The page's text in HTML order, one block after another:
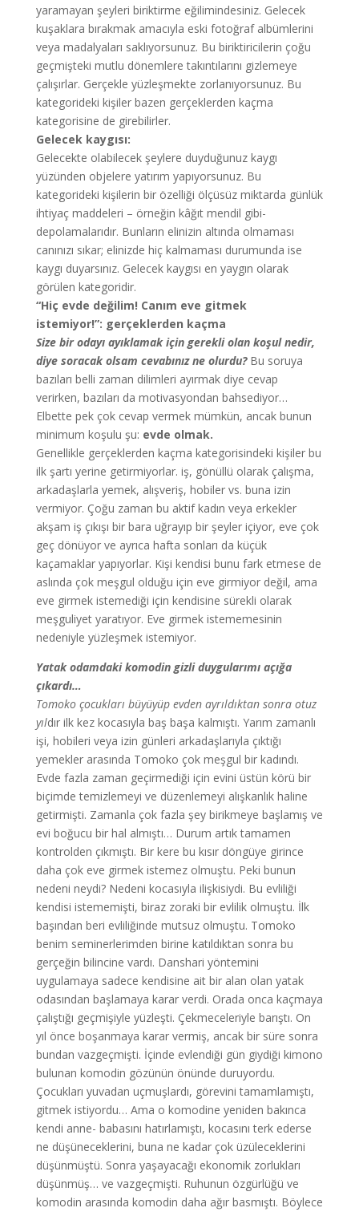
yaramayan şeyleri biriktirme eğilimindesiniz. Gelecek
kuşaklara bırakmak amacıyla eski fotoğraf albümlerini
veya madalyaları saklıyorsunuz. Bu biriktiricilerin çoğu
geçmişteki mutlu dönemlere takıntılarını gizlemeye
çalışırlar. Gerçekle yüzleşmekte zorlanıyorsunuz. Bu
kategorideki kişiler bazen gerçeklerden kaçma
kategorisine de girebilirler.
Gelecek kaygısı:
Gelecekte olabilecek şeylere duyduğunuz kaygı
yüzünden objelere yatırım yapıyorsunuz. Bu
kategorideki kişilerin bir özelliği ölçüsüz miktarda günlük
ihtiyaç maddeleri – örneğin kâğıt mendil gibi-
depolamalarıdır. Bunların elinizin altında olmaması
canınızı sıkar; elinizde hiç kalmaması durumunda ise
kaygı duyarsınız. Gelecek kaygısı en yaygın olarak
görülen kategoridir.
“Hiç evde değilim! Canım eve gitmek
istemiyor!”: gerçeklerden kaçma
Size bir odayı ayıklamak için gerekli olan koşul nedir,
diye soracak olsam cevabınız ne olurdu?Bu soruya
bazıları belli zaman dilimleri ayırmak diye cevap
verirken, bazıları da motivasyondan bahsediyor…
Elbette pek çok cevap vermek mümkün, ancak bunun
minimum koşulu şu: evde olmak.
Genellikle gerçeklerden kaçma kategorisindeki kişiler bu
ilk şartı yerine getirmiyorlar. iş, gönüllü olarak çalışma,
arkadaşlarla yemek, alışveriş, hobiler vs. buna izin
vermiyor. Çoğu zaman bu aktif kadın veya erkekler
akşam iş çıkışı bir bara uğrayıp bir şeyler içiyor, eve çok
geç dönüyor ve ayrıca hafta sonları da küçük
kaçamaklar yapıyorlar. Kişi kendisi bunu fark etmese de
aslında çok meşgul olduğu için eve girmiyor değil, ama
eve girmek istemediği için kendisine sürekli olarak
meşguliyet yaratıyor. Eve girmek istememesinin
nedeniyle yüzleşmek istemiyor.
Yatak odamdaki komodin gizli duygularımı açığa
çıkardı…
Tomoko çocukları büyüyüp evden ayrıldıktan sonra otuz
yıldır ilk kez kocasıyla baş başa kalmıştı. Yarım zamanlı
işi, hobileri veya izin günleri arkadaşlarıyla çıktığı
yemekler arasında Tomoko çok meşgul bir kadındı.
Evde fazla zaman geçirmediği için evini üstün körü bir
biçimde temizlemeyi ve düzenlemeyi alışkanlık haline
getirmişti. Zamanla çok fazla şey birikmeye başlamış ve
evi boğucu bir hal almıştı… Durum artık tamamen
kontrolden çıkmıştı. Bir kere bu kısır döngüye girince
daha çok eve girmek istemez olmuştu. Peki bunun
nedeni neydi? Nedeni kocasıyla ilişkisiydi. Bu evliliği
kendisi istememişti, biraz zoraki bir evlilik olmuştu. İlk
başından beri evliliğinde mutsuz olmuştu. Tomoko
benim seminerlerimden birine katıldıktan sonra bu
gerçeğin bilincine vardı. Danshari yöntemini
uygulamaya sadece kendisine ait bir alan olan yatak
odasından başlamaya karar verdi. Orada onca kaçmaya
çalıştığı geçmişiyle yüzleşti. Çekmeceleriyle barıştı. On
yıl önce boşanmaya karar vermiş, ancak bir süre sonra
bundan vazgeçmişti. İçinde evlendiği gün giydiği kimono
bulunan komodin gözünün önünde duruyordu.
Çocukları yuvadan uçmuşlardı, görevini tamamlamıştı,
gitmek istiyordu… Ama o komodine yeniden bakınca
kendi anne- babasını hatırlamıştı, kocasını terk ederse
ne düşüneceklerini, buna ne kadar çok üzüleceklerini
düşünmüştü. Sonra yaşayacağı ekonomik zorlukları
düşünmüş… ve vazgeçmişti. Ruhunun özgürlüğü ve
komodin arasında komodin daha ağır basmıştı. Böylece